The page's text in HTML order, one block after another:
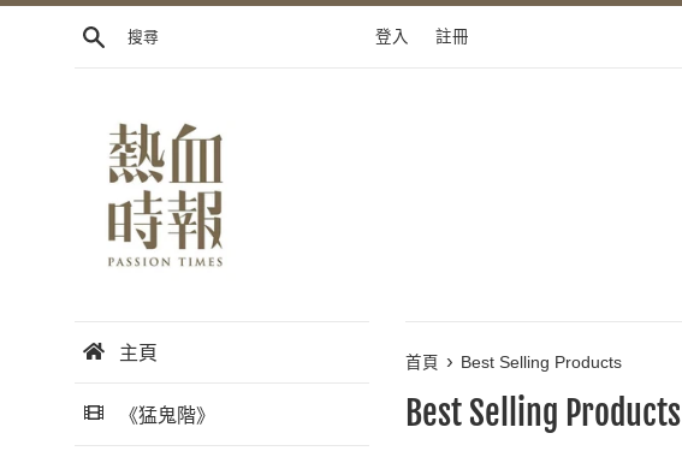
跳
搜尋 登入 註冊
主頁
《猛鬼階》
首頁 › Best Selling Products
Best Selling Products